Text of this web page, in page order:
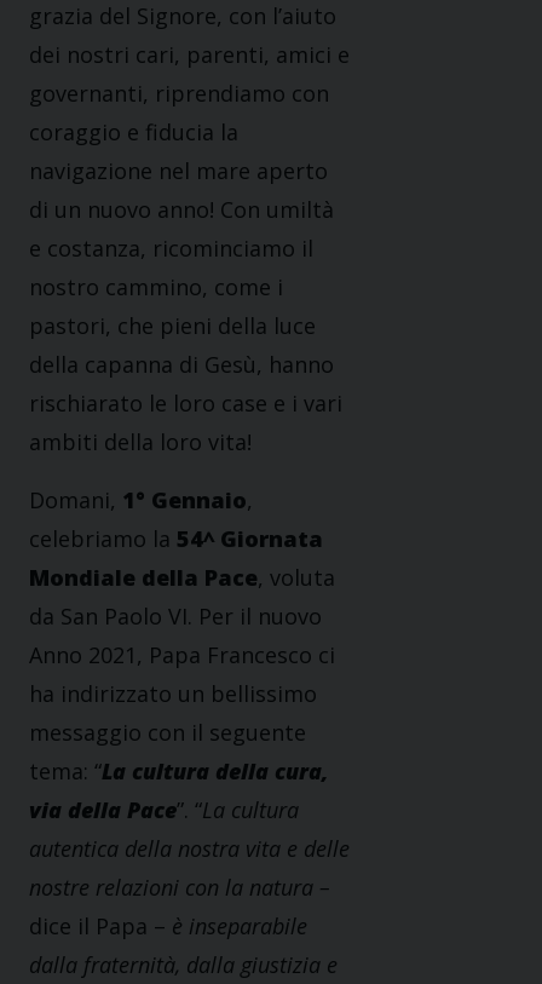
grazia del Signore, con l’aiuto
dei nostri cari, parenti, amici e
governanti, riprendiamo con
coraggio e fiducia la
navigazione nel mare aperto
di un nuovo anno! Con umiltà
e costanza, ricominciamo il
nostro cammino, come i
pastori, che pieni della luce
della capanna di Gesù, hanno
rischiarato le loro case e i vari
ambiti della loro vita!
Domani, 1° Gennaio,
celebriamo la 54^ Giornata
Mondiale della Pace, voluta
da San Paolo VI. Per il nuovo
Anno 2021, Papa Francesco ci
ha indirizzato un bellissimo
messaggio con il seguente
tema: “La cultura della cura,
via della Pace”. “La cultura
autentica della nostra vita e delle
nostre relazioni con la natura –
dice il Papa – è inseparabile
dalla fraternità, dalla giustizia e